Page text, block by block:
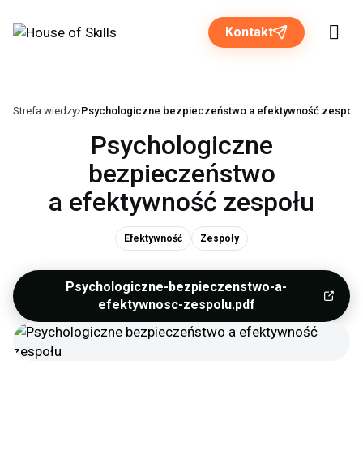
Kontakt
Programy otwarte
Strefa wiedzy
Strefa wiedzy Psychologiczne bezpieczeństwo a efektywność zespołu
Psychologiczne
bezpieczeństwo
a efektywność zespołu
Efektywność Zespoły
Psychologiczne-bezpieczenstwo-a-
efektywnosc-zespolu.pdf